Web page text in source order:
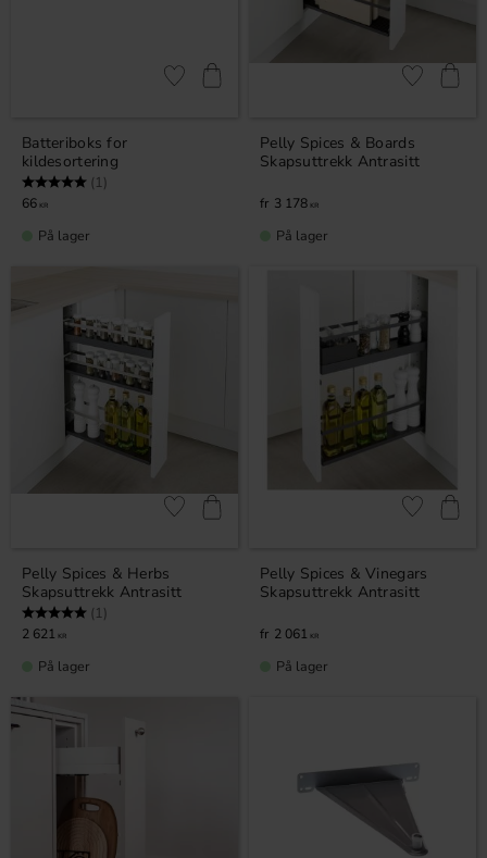
Batteriboks for
kildesortering
Karakter: (1)
66 KR
Lagre som favoritt
På lager
Pelly Spices & Boards
Skapsuttrekk Antrasitt
3 178 KR
Lagre som
På lager
Pelly Spices & Herbs
Skapsuttrekk Antrasitt
Karakter: (1)
2 621 KR
Lagre som favoritt
På lager
Pelly Spices & Vinegars
Skapsuttrekk Antrasitt
2 061 KR
Lagre som
På lager